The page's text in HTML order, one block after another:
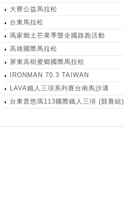
大寮公益馬拉松
台東馬拉松
瑪家鄉土芒果季暨全國路跑活動
高雄國際馬拉松
屏東高樹蜜鄉國際馬拉松
IRONMAN 70.3 TAIWAN
LAVA鐵人三項系列賽台南馬沙溝
台東普悠瑪113國際鐵人三項 (競賽組)